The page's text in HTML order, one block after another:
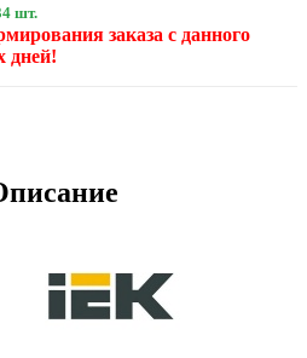
шт.
заказа с данного
дней!